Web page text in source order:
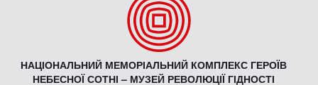
НАЦІОНАЛЬНИЙ МЕМОРІАЛЬНИЙ КОМПЛЕКС ГЕРОЇВ
НЕБЕСНОЇ СОТНІ – МУЗЕЙ РЕВОЛЮЦІЇ ГІДНОСТІ